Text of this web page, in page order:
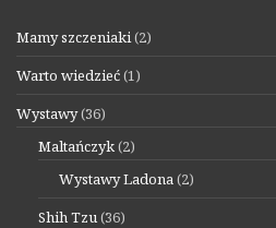
Mamy szczeniaki(2)
Warto wiedzieć(1)
Wystawy(36)
Maltańczyk(2)
Wystawy Ladona(2)
Shih Tzu(36)